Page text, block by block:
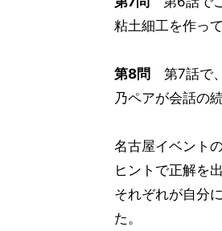
粘土細工を作っ
第8問 第7話で
乃ペアが会話の
名古屋イベント
ヒントで正解を
それぞれが自分
た。